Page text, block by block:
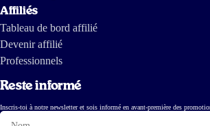
Affiliés
Tableau de bord affilié
Devenir affilié
Professionnels
Reste informé
Inscris-toi à notre newsletter et sois informé en avant-première des
Nom